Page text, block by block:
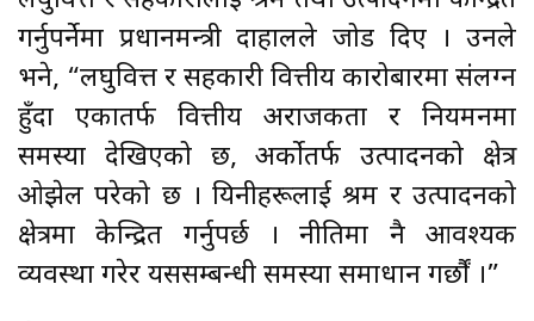
गर्नुपर्नेमा प्रधानमन्त्री दाहालले जोड दिए । उनले
भने, “लघुवित्त र सहकारी वित्तीय कारोबारमा संलग्न
हुँदा एकातर्फ वित्तीय अराजकता र नियमनमा
समस्या देखिएको छ, अर्कोतर्फ उत्पादनको क्षेत्र
ओझेल परेको छ । यिनीहरूलाई श्रम र उत्पादनको
क्षेत्रमा केन्द्रित गर्नुपर्छ । नीतिमा नै आवश्यक
व्यवस्था गरेर यससम्बन्धी समस्या समाधान गर्छौं ।”